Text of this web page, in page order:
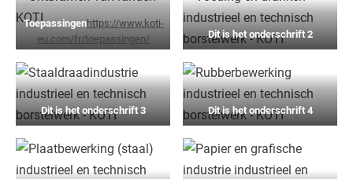
Toepassingenhttps://www.koti-
eu.com/fr/toepassingen/
Dit is het onderschrift 2
Dit is het onderschrift 3 Dit is het onderschrift 4